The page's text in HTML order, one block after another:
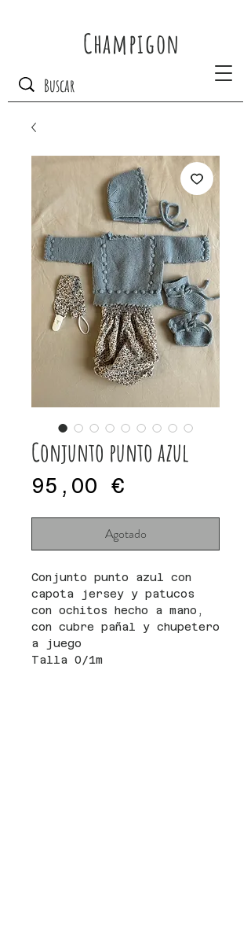
Champigon
Conjunto punto azul
95,00 €
Agotado
Conjunto punto azul con
capota jersey y patucos
con ochitos hecho a mano,
con cubre pañal y chupetero
a juego
Talla 0/1m